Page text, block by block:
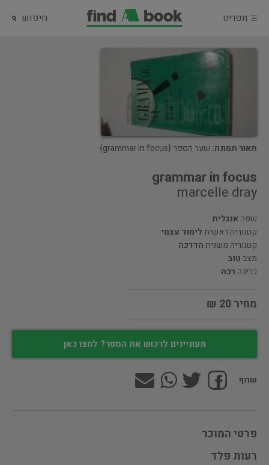
תפריט חיפוש
תאור תמונה: שער הספר {grammar in focus}
grammar in focus
marcelle dray
שפהאנגלית
קטגוריה ראשיתלימוד עצמי
קטגוריה משניתהדרכה
מצבטוב
כריכה רכה
מחיר 20 ₪
מעוניינים לרכוש את הספר? לחצו כאן
שתף
פרטי המוכר
רעות פלד